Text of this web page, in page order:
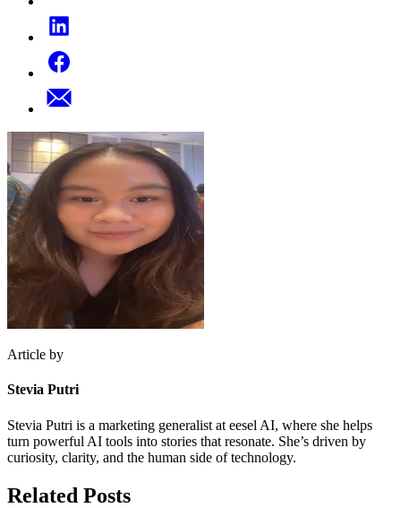
Article by
Stevia Putri
Stevia Putri is a marketing generalist at eesel AI, where she helps
turn powerful AI tools into stories that resonate. She’s driven by
curiosity, clarity, and the human side of technology.
Related Posts